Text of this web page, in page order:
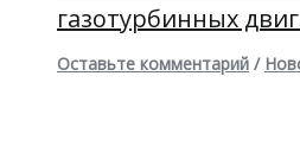
газотурбинных
Оставьте комментарий /